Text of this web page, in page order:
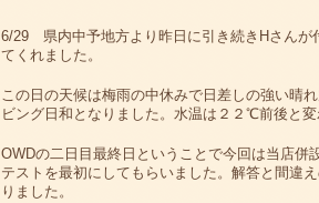
6/29 県内中予地方より昨日に引き続きHさんが
てくれました。
この日の天候は梅雨の中休みで日差しの強い晴
ビング日和となりました。水温は２２℃前後と変
OWDの二日目最終日ということで今回は当店
テストを最初にしてもらいました。解答と間違
りました。